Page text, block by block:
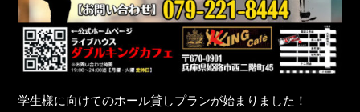
学生様に向けてのホール貸しプランが始まりました！